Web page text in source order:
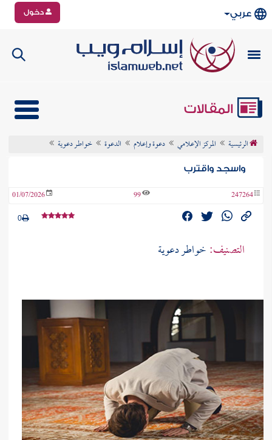
عربي دخول
المقالات
الرئيسية المركز الإعلامي دعوة وإعلام الدعوة خواطـر دعوية
واسجد واقترب
247264
99
01/07/2026
0
التصنيف:خواطـر دعوية